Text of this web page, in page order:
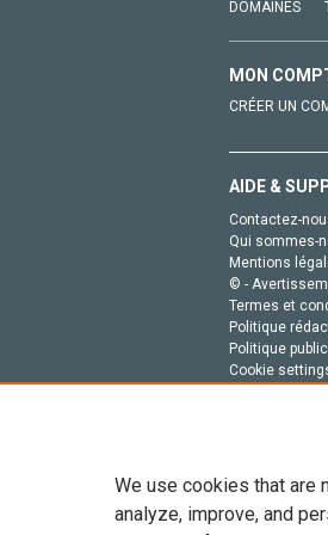
DOMAINES
MON
CRÉER UN
AIDE &
Contactez-
Qui sommes-
Mentions
© -
Termes et
Politique
Politique
Cookie
We use cookies that are
analyze, improve, and